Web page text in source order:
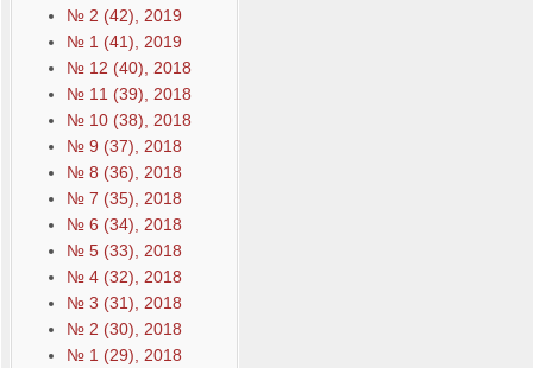
№ 2 (42), 2019
№ 1 (41), 2019
№ 12 (40), 2018
№ 11 (39), 2018
№ 10 (38), 2018
№ 9 (37), 2018
№ 8 (36), 2018
№ 7 (35), 2018
№ 6 (34), 2018
№ 5 (33), 2018
№ 4 (32), 2018
№ 3 (31), 2018
№ 2 (30), 2018
№ 1 (29), 2018